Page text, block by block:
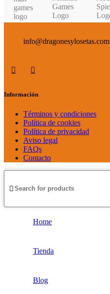
info@dragonesylosetas.com
Información
Términos y condiciones
Política de cookies
Política de privacidad
Aviso legal
FAQs
Contacto
Home
Tienda
Blog